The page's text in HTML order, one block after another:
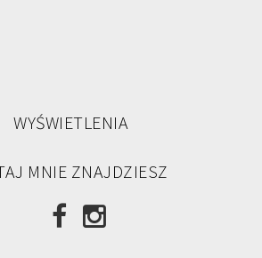
WYŚWIETLENIA
MNIE ZNAJDZIESZ